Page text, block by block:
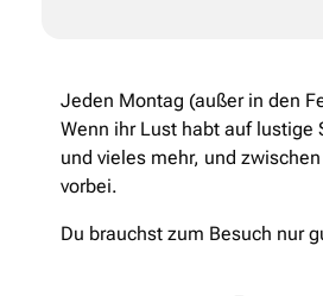
Jeden Montag (außer in den
Wenn ihr Lust habt auf
und vieles mehr, und
vorbei.
Du brauchst zum Besuch nur